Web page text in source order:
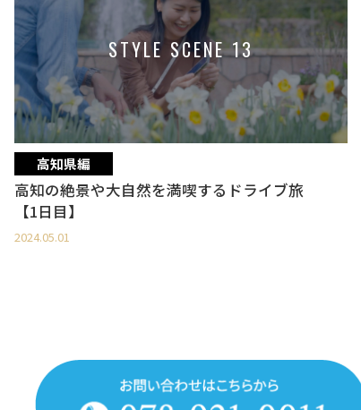
STYLE SCENE 13
高知県編
高知の絶景や大自然を満喫するドライブ旅
【1日目】
2024.05.01